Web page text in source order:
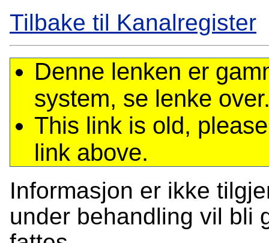
Tilbake til Kanalregister
Denne lenken er
system, se lenke
This link is old,
link above.
Informasjon er ikke
under behandling vil bli